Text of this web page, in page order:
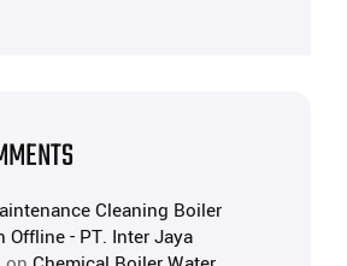
Cleaning Boiler
Offline - PT. Inter Jaya